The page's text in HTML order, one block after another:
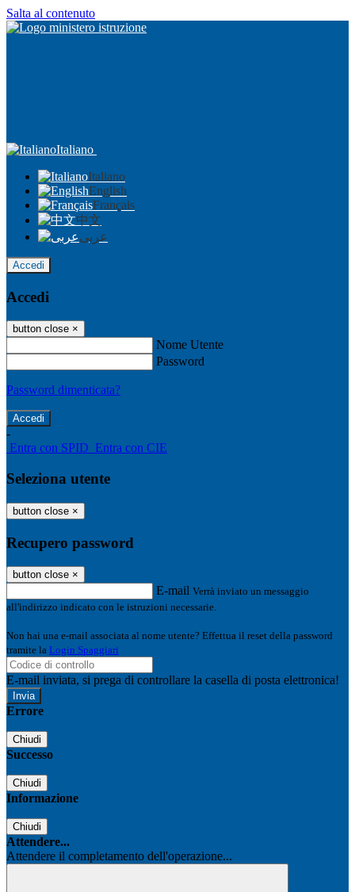
Salta al contenuto
Italiano
Italiano
English
Français
中文
عربى
Accedi
Accedi
button close ×
Nome Utente
Password
Password dimenticata?
-
Entra con SPID Entra con CIE
Seleziona utente
button close ×
Recupero password
button close ×
E-mail Verrà inviato un messaggio
all'indirizzo indicato con le istruzioni necessarie.
Non hai una e-mail associata al nome utente? Effettua il reset della password
tramite la Login Spaggiari
E-mail inviata, si prega di controllare la casella di posta elettronica!
Errore
Chiudi
Successo
Chiudi
Informazione
Chiudi
Attendere...
Attendere il completamento dell'operazione...